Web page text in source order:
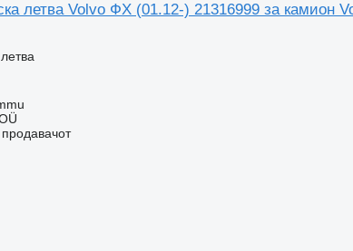
летва Volvo ФХ (01.12-) 21316999 за камион
продавачот